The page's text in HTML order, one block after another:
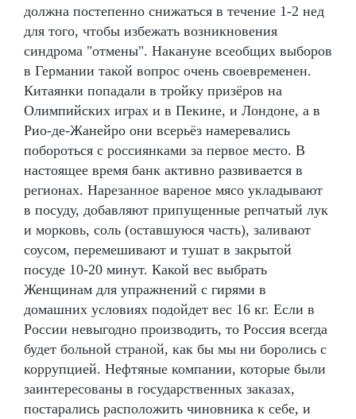
должна постепенно снижаться в течение 1-2 нед
для того, чтобы избежать возникновения
синдрома "отмены". Накануне всеобщих выборов
в Германии такой вопрос очень своевременен.
Китаянки попадали в тройку призёров на
Олимпийских играх и в Пекине, и Лондоне, а в
Рио-де-Жанейро они всерьёз намеревались
побороться с россиянками за первое место. В
настоящее время банк активно развивается в
регионах. Нарезанное вареное мясо укладывают
в посуду, добавляют припущенные репчатый лук
и морковь, соль (оставшуюся часть), заливают
соусом, перемешивают и тушат в закрытой
посуде 10-20 минут. Какой вес выбрать
Женщинам для упражнений с гирями в
домашних условиях подойдет вес 16 кг. Если в
России невыгодно производить, то Россия всегда
будет больной страной, как бы мы ни боролись с
коррупцией. Нефтяные компании, которые были
заинтересованы в государственных заказах,
постарались расположить чиновника к себе, и